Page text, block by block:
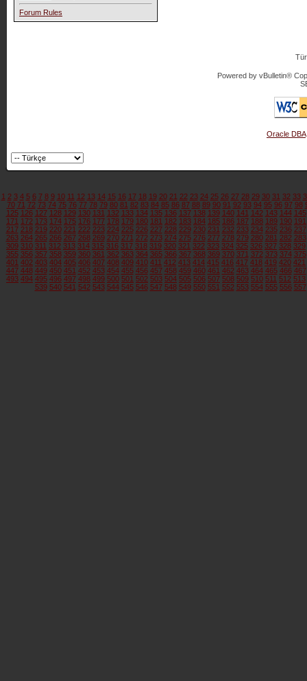
Forum Rules
Powered by vBulletin®
Oracle DBA
1 2 3 4 5 6 7 8 9 10 11 12 13 14 15 16 17 18 19 20 21 22 23 24 25 26 27 28 29 30 31 32 33
70 71 72 73 74 75 76 77 78 79 80 81 82 83 84 85 86 87 88 89 90 91 92 93 94 95 96 97 98
125 126 127 128 129 130 131 132 133 134 135 136 137 138 139 140 141 142 143 144 145
171 172 173 174 175 176 177 178 179 180 181 182 183 184 185 186 187 188 189 190 191
217 218 219 220 221 222 223 224 225 226 227 228 229 230 231 232 233 234 235 236 237
263 264 265 266 267 268 269 270 271 272 273 274 275 276 277 278 279 280 281 282 283
309 310 311 312 313 314 315 316 317 318 319 320 321 322 323 324 325 326 327 328 329
355 356 357 358 359 360 361 362 363 364 365 366 367 368 369 370 371 372 373 374 375
401 402 403 404 405 406 407 408 409 410 411 412 413 414 415 416 417 418 419 420 421
447 448 449 450 451 452 453 454 455 456 457 458 459 460 461 462 463 464 465 466 467
493 494 495 496 497 498 499 500 501 502 503 504 505 506 507 508 509 510 511 512 513
539 540 541 542 543 544 545 546 547 548 549 550 551 552 553 554 555 556 557